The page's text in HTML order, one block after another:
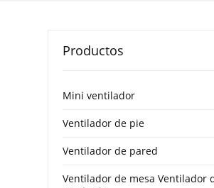
Productos
Mini ventilador
Ventilador de pie
Ventilador de pared
Ventilador de mesa Ventilador